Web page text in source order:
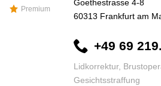
Premium
Goethestrasse 4-8
60313 Frankfurt am
+49 69
Lidkorrektur,
Gesichtsstraffung